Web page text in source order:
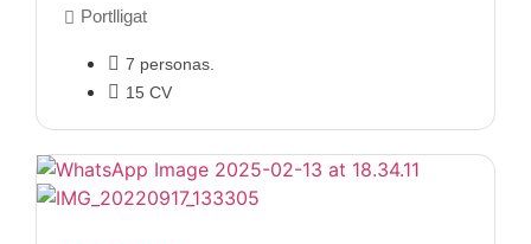
Portlligat
7 personas.
15 CV